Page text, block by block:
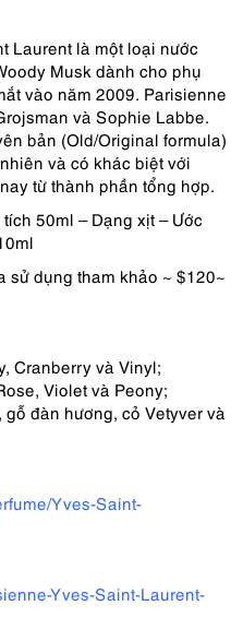
Laurent là một loại nước
Musk dành cho phụ
vào năm 2009. Parisienne
và Sophie Labbe.
bản (Old/Original formula)
và có khác biệt với
từ thành phần tổng hợp.
50ml – Dạng xịt – Ước
sử dụng tham khảo ~ $120~
Cranberry và Vinyl;
Violet và Peony;
đàn hương, cỏ Vetyver và
Yves-Saint-
Yves-Saint-Laurent-